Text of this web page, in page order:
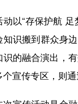
“存保护航 足
知识搬到群众身
识的融合演出，
宣传专区，则